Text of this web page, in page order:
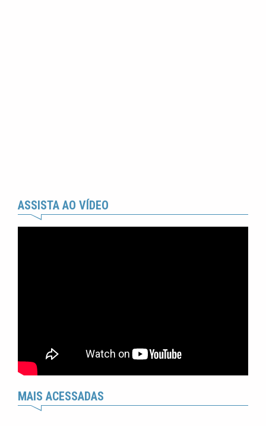
ASSISTA AO VÍDEO
MAIS ACESSADAS